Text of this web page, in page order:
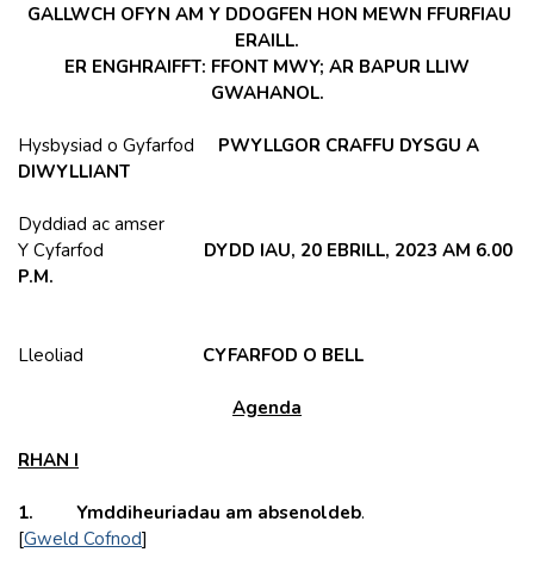
GALLWCH OFYN AM Y DDOGFEN HON MEWN FFURFIAU
ERAILL.
ER ENGHRAIFFT: FFONT MWY; AR BAPUR LLIW
GWAHANOL.
Hysbysiad o Gyfarfod PWYLLGOR CRAFFU DYSGU A
DIWYLLIANT
Dyddiad ac amser
Y Cyfarfod DYDD IAU, 20 EBRILL, 2023 AM 6.00
P.M.
Lleoliad CYFARFOD O BELL
Agenda
RHAN I
1. Ymddiheuriadau am absenoldeb.
[Gweld Cofnod]